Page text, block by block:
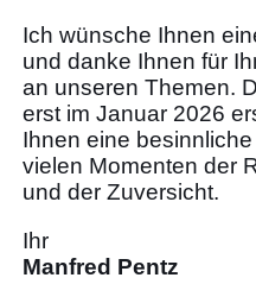
Ich wünsche Ihnen
und danke Ihnen für
an unseren Themen.
erst im Januar 2026
Ihnen eine
vielen Momenten der
und der Zuversicht.
Ihr
Manfred Pentz